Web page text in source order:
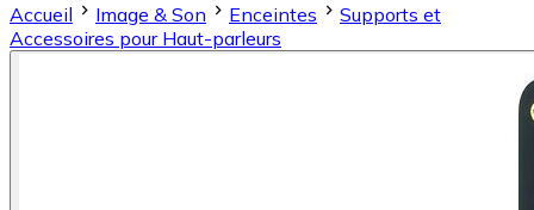
Accueil
Image & Son Enceintes
Supports et
Accessoires pour Haut-parleurs